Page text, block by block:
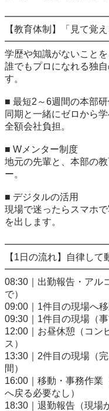
【教育体制】「見て覚
学歴や知識がないこと
誰でもプロになれる独
す。
■ 最短2～6週間の本部研
同期と一緒にゼロから
全額会社負担。
■ Wメンター制度
地元の先輩と、本部の
ー。
■ デジタルの活用
現場で迷ったらスマホ
を出します。
【1日の流れ】自律し
08:30｜出勤報告・アル
で）
09:00｜1件目の現場へ
09:30｜1件目の現場（
12:00｜お昼休憩（コン
ス）
13:30｜2件目の現場（
間）
16:00｜移動・事務作業
へ戻る必要なし）
18:30｜退勤報告（現場